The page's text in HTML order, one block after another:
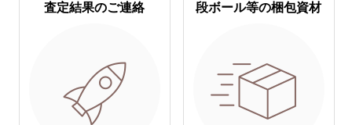
査定結果のご連絡 段ボール等の梱包資材